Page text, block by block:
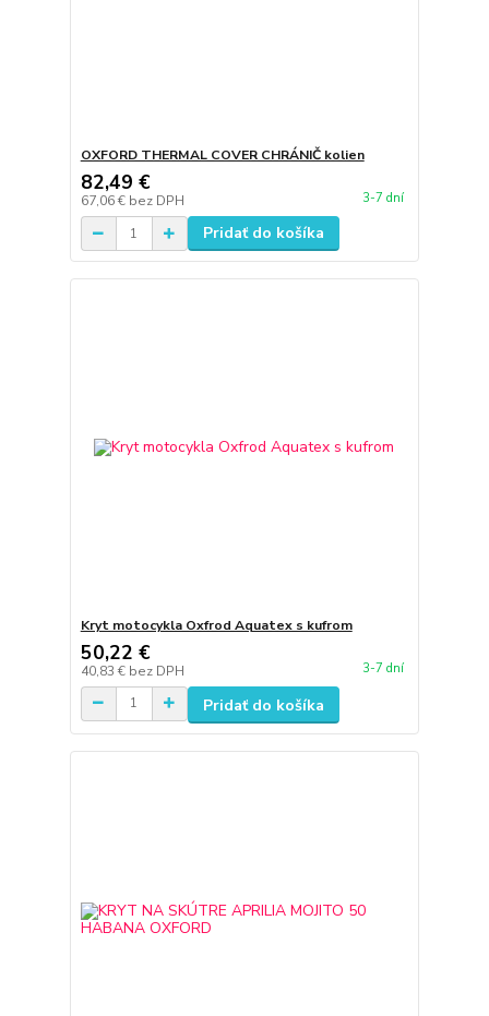
OXFORD THERMAL COVER CHRÁNIČ kolien
82,49 €
67,06 € bez DPH 3-7 dní
Pridať do košíka
Kryt motocykla Oxfrod Aquatex s kufrom
50,22 €
40,83 € bez DPH 3-7 dní
Pridať do košíka